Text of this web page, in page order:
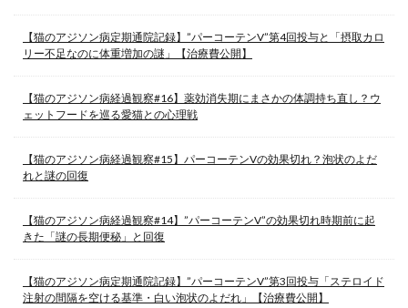
【猫のアジソン病定期通院記録】”パーコーテンV”第4回投与と「摂取カロ
リー不足なのに体重増加の謎」【治療費公開】
【猫のアジソン病経過観察#16】薬効消失期にまさかの体調持ち直し？ウ
ェットフードを巡る愛猫との心理戦
【猫のアジソン病経過観察#15】パーコーテンVの効果切れ？泡状のよだ
れと謎の回復
【猫のアジソン病経過観察#14】”パーコーテンV”の効果切れ時期前に起
きた「謎の長期便秘」と回復
【猫のアジソン病定期通院記録】”パーコーテンV”第3回投与「ステロイド
注射の間隔を空ける基準・白い泡状のよだれ」【治療費公開】